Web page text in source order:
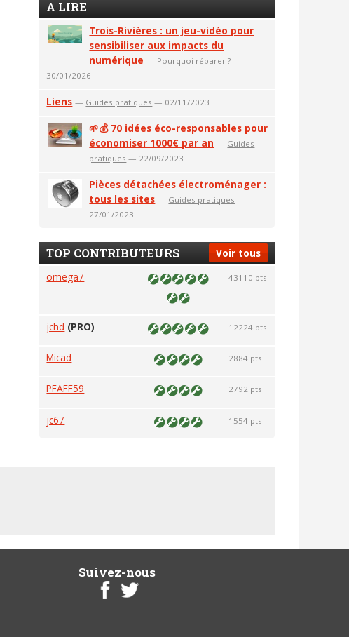
A LIRE
Trois-Rivières : un jeu-vidéo pour
sensibiliser aux impacts du
numérique — Pourquoi réparer ? —
30/01/2026
Liens — Guides pratiques — 02/11/2023
🌱💰 70 idées éco-responsables pour
économiser 1000€ par an — Guides
pratiques — 22/09/2023
Pièces détachées électroménager :
tous les sites — Guides pratiques —
27/01/2023
Voir tous
TOP CONTRIBUTEURS
omega7 43110 pts
jchd (PRO) 12224 pts
Micad 2884 pts
PFAFF59 2792 pts
jc67 1554 pts
Suivez-nous